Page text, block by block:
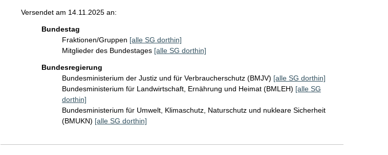
Versendet am 14.11.2025 an:
Bundestag
Fraktionen/Gruppen [alle SG dorthin]
Mitglieder des Bundestages [alle SG dorthin]
Bundesregierung
Bundesministerium der Justiz und für Verbraucherschutz (BMJV) [alle SG dorthin]
Bundesministerium für Landwirtschaft, Ernährung und Heimat (BMLEH) [alle SG
dorthin]
Bundesministerium für Umwelt, Klimaschutz, Naturschutz und nukleare Sicherheit
(BMUKN) [alle SG dorthin]